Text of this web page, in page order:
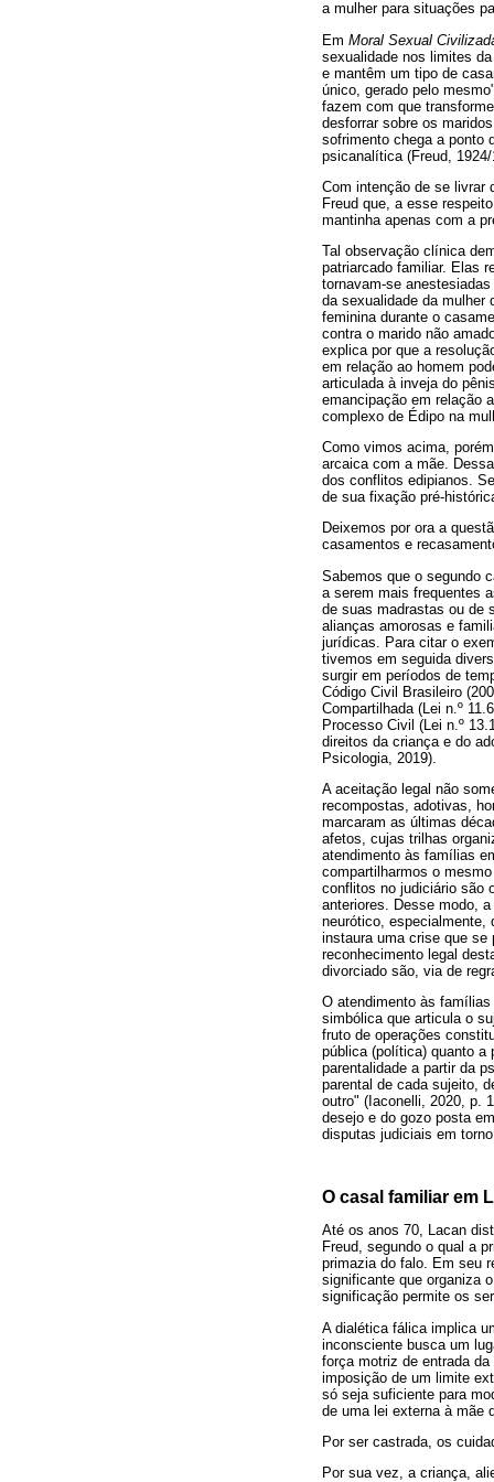
a mulher para situações
Em Moral Sexual
sexualidade nos limites
e mantêm um tipo de
único, gerado pelo
fazem com que
desforrar sobre os
sofrimento chega a ponto
psicanalítica (Freud, 1924/
Com intenção de se livrar
Freud que, a esse
mantinha apenas com a
Tal observação clínica
patriarcado familiar. Elas
tornavam-se
da sexualidade da mulher
feminina durante o
contra o marido não
explica por que a
em relação ao homem
articulada à inveja do
emancipação em relação
complexo de Édipo na
Como vimos acima,
arcaica com a mãe.
dos conflitos edipianos.
de sua fixação pré-
Deixemos por ora a
casamentos e
Sabemos que o segundo
a serem mais frequentes
de suas madrastas ou de
alianças amorosas e
jurídicas. Para citar o
tivemos em seguida
surgir em períodos de
Código Civil Brasileiro
Compartilhada (Lei n.º
Processo Civil (Lei n.º
direitos da criança e do
Psicologia, 2019).
A aceitação legal não
recompostas, adotivas,
marcaram as últimas
afetos, cujas trilhas
atendimento às famílias
compartilharmos o
conflitos no judiciário são
anteriores. Desse modo,
neurótico, especialmente,
instaura uma crise que se
reconhecimento legal
divorciado são, via de
O atendimento às
simbólica que articula o
fruto de operações
pública (política) quanto a
parentalidade a partir da
parental de cada sujeito,
outro" (Iaconelli, 2020, p.
desejo e do gozo posta
disputas judiciais em
O casal familiar em
Até os anos 70, Lacan
Freud, segundo o qual a
primazia do falo. Em seu
significante que organiza
significação permite os
A dialética fálica implica
inconsciente busca um
força motriz de entrada
imposição de um limite
só seja suficiente para
de uma lei externa à mãe
Por ser castrada, os
Por sua vez, a criança,